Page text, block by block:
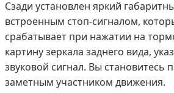
Сзади установлен яркий
встроенным стоп-сигналом,
срабатывает при нажатии на
картину зеркала заднего вида,
звуковой сигнал. Вы становитесь
заметным участником движения.